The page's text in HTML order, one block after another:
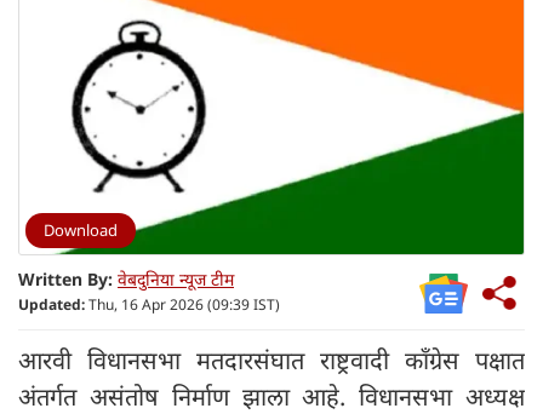
Download
Written By: वेबदुनिया न्यूज टीम
Updated:Thu, 16 Apr 2026 (09:39 IST)
आरवी विधानसभा मतदारसंघात राष्ट्रवादी काँग्रेस पक्षात
अंतर्गत असंतोष निर्माण झाला आहे. विधानसभा अध्यक्ष